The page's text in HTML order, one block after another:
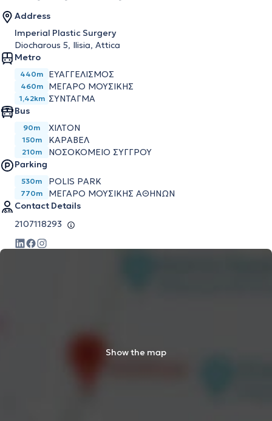
Address
Imperial Plastic Surgery
Diocharοus 5, Ilisia, Attica
Metro
440m ΕΥΑΓΓΕΛΙΣΜΌΣ
460m ΜΈΓΑΡΟ ΜΟΥΣΙΚΉΣ
1,42km ΣΎΝΤΑΓΜΑ
Bus
90m ΧΙΛΤΟΝ
150m ΚΑΡΑΒΕΛ
210m
ΝΟΣΟΚΟΜΕΙΟ ΣΥΓΓΡΟΥ
Parking
530m POLIS PARK
770m
ΜΕΓΆΡΟ ΜΟΥΣΙΚΉΣ ΑΘΗΝΏΝ
Contact Details
2107118293
Show the map